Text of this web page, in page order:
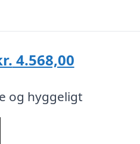
4.568,00Den
pris
og hyggeligt